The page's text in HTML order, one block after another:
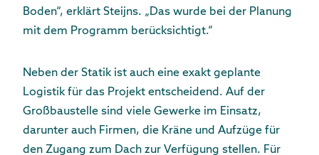
Boden“, erklärt Steijns. „Das wurde bei der Planung
mit dem Programm berücksichtigt.“
Neben der Statik ist auch eine exakt geplante
Logistik für das Projekt entscheidend. Auf der
Großbaustelle sind viele Gewerke im Einsatz,
darunter auch Firmen, die Kräne und Aufzüge für
den Zugang zum Dach zur Verfügung stellen. Für